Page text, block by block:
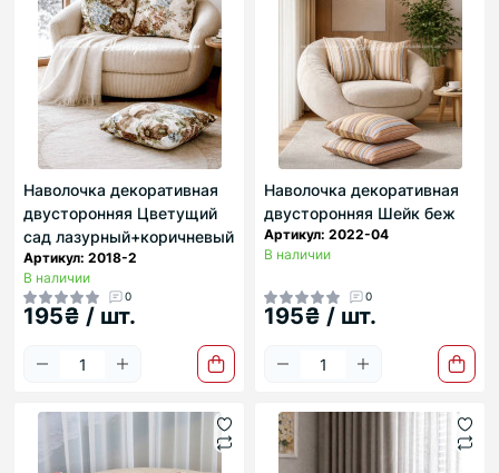
Наволочка декоративная
двусторонняя Цветущий
сад лазурный+коричневый
Артикул: 2018-2
В наличии
0
195₴ / шт.
Наволочка декоративная
двусторонняя Шейк беж
Артикул: 2022-04
В наличии
0
195₴ / шт.